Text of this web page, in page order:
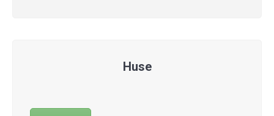
Huse